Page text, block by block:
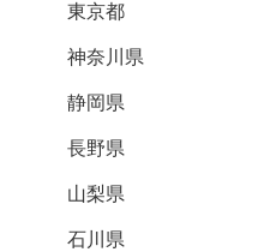
東京都
神奈川県
静岡県
長野県
山梨県
石川県